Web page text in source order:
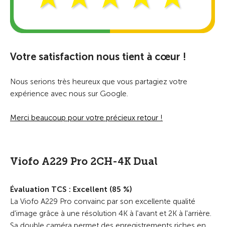
Votre satisfaction nous tient à cœur !
Nous serions très heureux que vous partagiez votre
expérience avec nous sur Google.
Merci beaucoup pour votre précieux retour !
Viofo A229 Pro 2CH-4K Dual
Évaluation TCS : Excellent (85 %)
La Viofo A229 Pro convainc par son excellente qualité
d'image grâce à une résolution 4K à l'avant et 2K à l'arrière.